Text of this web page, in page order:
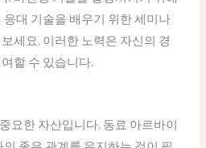
대 기술을 배우기 위한 세미나
세요. 이러한 노력은 자신의 경
할 수 있습니다.
요한 자산입니다. 동료 아르바이